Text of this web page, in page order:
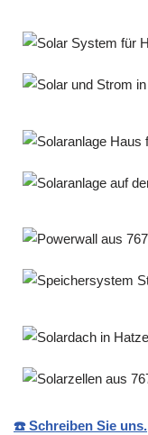
☎️ Schreiben Sie uns.